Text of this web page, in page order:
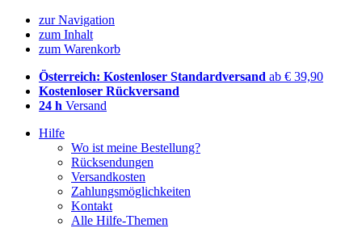
zur Navigation
zum Inhalt
zum Warenkorb
Österreich: Kostenloser Standardversand ab € 39,90
Kostenloser Rückversand
24 h Versand
Hilfe
Wo ist meine Bestellung?
Rücksendungen
Versandkosten
Zahlungsmöglichkeiten
Kontakt
Alle Hilfe-Themen